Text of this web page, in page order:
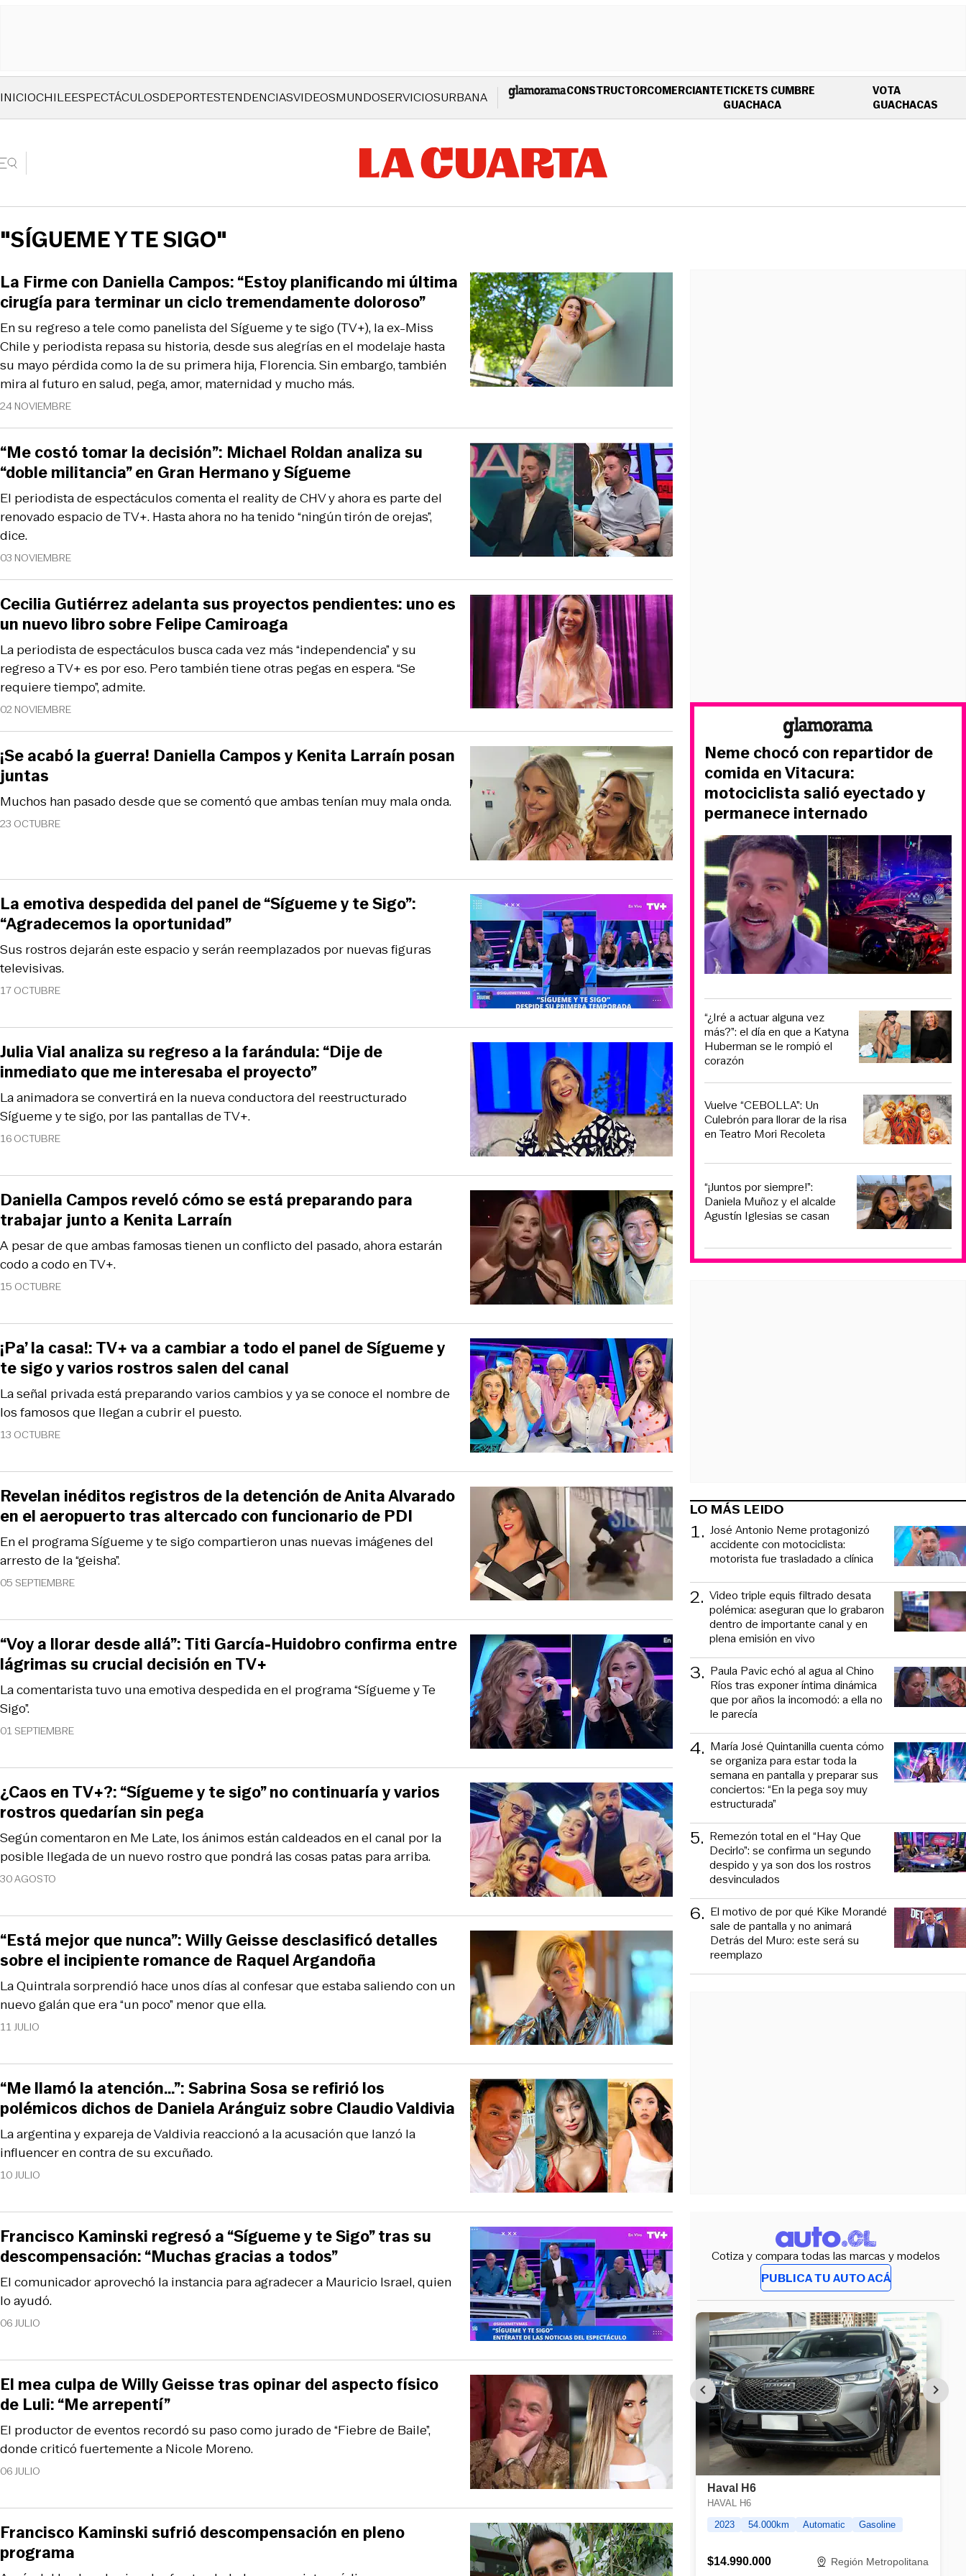
INICIOCHILEESPECTÁCULOSDEPORTESTENDENCIASVIDEOSMUNDOSERVICIOSURBANA CONSTRUCTORCOMERCIANTETICKETS CUMBRE
GUACHACAOPENS IN NEW WINDOW
VOTA
GUACHACAS
"SÍGUEME Y TE SIGO"
24 NOVIEMBRE
En su regreso a tele como panelista del Sígueme y te sigo (TV+), la ex-Miss
Chile y periodista repasa su historia, desde sus alegrías en el modelaje hasta
su mayo pérdida como la de su primera hija, Florencia. Sin embargo, también
mira al futuro en salud, pega, amor, maternidad y mucho más.
La Firme con Daniella Campos: “Estoy planificando mi última
cirugía para terminar un ciclo tremendamente doloroso”
03 NOVIEMBRE
El periodista de espectáculos comenta el reality de CHV y ahora es parte del
renovado espacio de TV+. Hasta ahora no ha tenido “ningún tirón de orejas”,
dice.
“Me costó tomar la decisión”: Michael Roldan analiza su
“doble militancia” en Gran Hermano y Sígueme
02 NOVIEMBRE
La periodista de espectáculos busca cada vez más “independencia” y su
regreso a TV+ es por eso. Pero también tiene otras pegas en espera. “Se
requiere tiempo”, admite.
Cecilia Gutiérrez adelanta sus proyectos pendientes: uno es
un nuevo libro sobre Felipe Camiroaga
23 OCTUBRE
Muchos han pasado desde que se comentó que ambas tenían muy mala onda.
¡Se acabó la guerra! Daniella Campos y Kenita Larraín posan
juntas
17 OCTUBRE
Sus rostros dejarán este espacio y serán reemplazados por nuevas figuras
televisivas.
La emotiva despedida del panel de “Sígueme y te Sigo”:
“Agradecemos la oportunidad”
16 OCTUBRE
La animadora se convertirá en la nueva conductora del reestructurado
Sígueme y te sigo, por las pantallas de TV+.
Julia Vial analiza su regreso a la farándula: “Dije de
inmediato que me interesaba el proyecto”
15 OCTUBRE
A pesar de que ambas famosas tienen un conflicto del pasado, ahora estarán
codo a codo en TV+.
Daniella Campos reveló cómo se está preparando para
trabajar junto a Kenita Larraín
13 OCTUBRE
La señal privada está preparando varios cambios y ya se conoce el nombre de
los famosos que llegan a cubrir el puesto.
¡Pa’ la casa!: TV+ va a cambiar a todo el panel de Sígueme y
te sigo y varios rostros salen del canal
05 SEPTIEMBRE
En el programa Sígueme y te sigo compartieron unas nuevas imágenes del
arresto de la “geisha”.
Revelan inéditos registros de la detención de Anita Alvarado
en el aeropuerto tras altercado con funcionario de PDI
01 SEPTIEMBRE
La comentarista tuvo una emotiva despedida en el programa “Sígueme y Te
Sigo”.
“Voy a llorar desde allá”: Titi García-Huidobro confirma entre
lágrimas su crucial decisión en TV+
30 AGOSTO
Según comentaron en Me Late, los ánimos están caldeados en el canal por la
posible llegada de un nuevo rostro que pondrá las cosas patas para arriba.
¿Caos en TV+?: “Sígueme y te sigo” no continuaría y varios
rostros quedarían sin pega
11 JULIO
La Quintrala sorprendió hace unos días al confesar que estaba saliendo con un
nuevo galán que era “un poco” menor que ella.
“Está mejor que nunca”: Willy Geisse desclasificó detalles
sobre el incipiente romance de Raquel Argandoña
10 JULIO
La argentina y expareja de Valdivia reaccionó a la acusación que lanzó la
influencer en contra de su excuñado.
“Me llamó la atención…”: Sabrina Sosa se refirió los
polémicos dichos de Daniela Aránguiz sobre Claudio Valdivia
06 JULIO
El comunicador aprovechó la instancia para agradecer a Mauricio Israel, quien
lo ayudó.
Francisco Kaminski regresó a “Sígueme y te Sigo” tras su
descompensación: “Muchas gracias a todos”
06 JULIO
El productor de eventos recordó su paso como jurado de “Fiebre de Baile”,
donde criticó fuertemente a Nicole Moreno.
El mea culpa de Willy Geisse tras opinar del aspecto físico
de Luli: “Me arrepentí”
Francisco Kaminski sufrió descompensación en pleno
programa
Neme chocó con repartidor de
comida en Vitacura:
motociclista salió eyectado y
permanece internado
“¿Iré a actuar alguna vez
más?”: el día en que a Katyna
Huberman se le rompió el
corazón
Vuelve “CEBOLLA”: Un
Culebrón para llorar de la risa
en Teatro Mori Recoleta
“¡Juntos por siempre!”:
Daniela Muñoz y el alcalde
Agustín Iglesias se casan
LO MÁS LEIDO
1. José Antonio Neme protagonizó
accidente con motociclista:
motorista fue trasladado a clínica
2. Video triple equis filtrado desata
polémica: aseguran que lo grabaron
dentro de importante canal y en
plena emisión en vivo
3. Paula Pavic echó al agua al Chino
Ríos tras exponer íntima dinámica
que por años la incomodó: a ella no
le parecía
4. María José Quintanilla cuenta cómo
se organiza para estar toda la
semana en pantalla y preparar sus
conciertos: “En la pega soy muy
estructurada”
5. Remezón total en el “Hay Que
Decirlo”: se confirma un segundo
despido y ya son dos los rostros
desvinculados
6. El motivo de por qué Kike Morandé
sale de pantalla y no animará
Detrás del Muro: este será su
reemplazo
Cotiza y compara todas las marcas y modelos
PUBLICA TU AUTO ACÁ